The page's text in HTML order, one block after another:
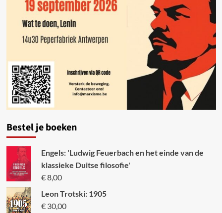
Bestel je boeken
Engels: 'Ludwig Feuerbach en het einde van de
klassieke Duitse filosofie'
€8,00
Leon Trotski: 1905
€30,00